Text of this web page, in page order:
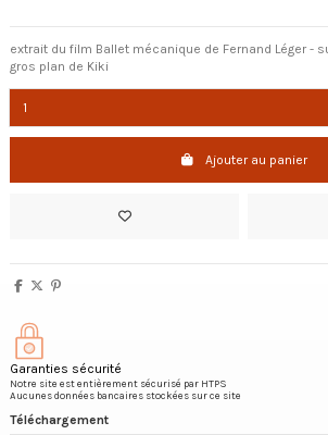
extrait du film Ballet mécanique de Fernand Léger -
gros plan de Kiki
Ajouter au panier
Garanties sécurité
Notre site est entièrement sécurisé par HTPS
Aucunes données bancaires stockées sur ce site
Téléchargement